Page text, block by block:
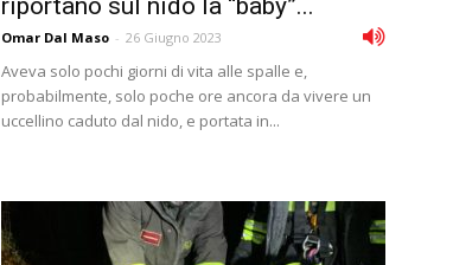
riportano sul nido la “baby”...
Omar Dal Maso - 26 Giugno 2023
Aveva solo pochi giorni di vita alle spalle e,
probabilmente, solo poche ore ancora da vivere un
uccellino caduto dal nido, e portata in...